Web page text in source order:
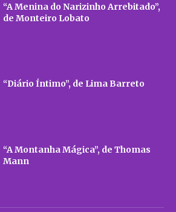
“A Menina do Narizinho Arrebitado”,
de Monteiro Lobato
“Diário Íntimo”, de Lima Barreto
“A Montanha Mágica”, de Thomas
Mann